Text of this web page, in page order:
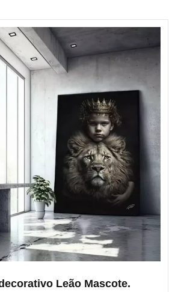
Leão Mascote.